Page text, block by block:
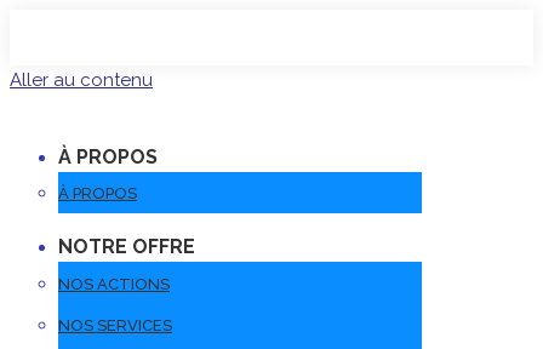
Aller au contenu
À PROPOS
À PROPOS
NOTRE OFFRE
NOS ACTIONS
NOS SERVICES